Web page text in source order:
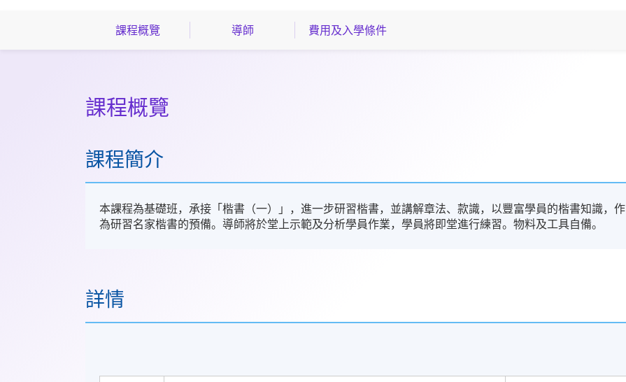
課程概覽 導師 費用及入學條件
課程概覽
課程簡介
本課程為基礎班，承接「楷書（一）」，進一步研習楷書，並講解章法、款識，以豐富學員的楷書知識，作
為研習名家楷書的預備。導師將於堂上示範及分析學員作業，學員將即堂進行練習。物料及工具自備。
詳情